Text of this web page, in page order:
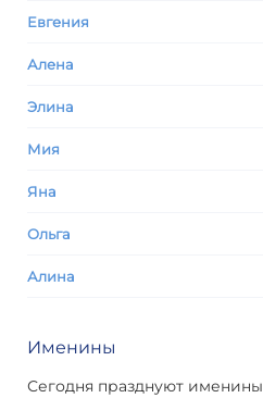
Евгения
Алена
Элина
Мия
Яна
Ольга
Алина
Именины
Сегодня празднуют именины